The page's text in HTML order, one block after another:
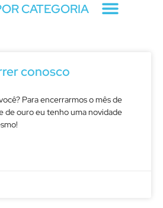
CATEGORIA
conosco
Para encerrarmos o mês de
de ouro eu tenho uma novidade